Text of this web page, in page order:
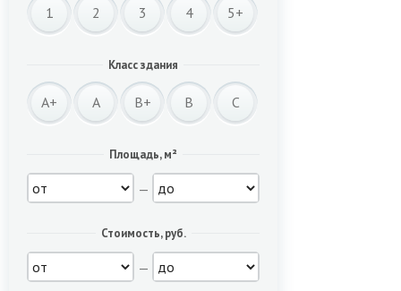
1 2 3 4 5+
Класс здания
A+ A B+ B C
Площадь, м²
—
Стоимость, руб.
—